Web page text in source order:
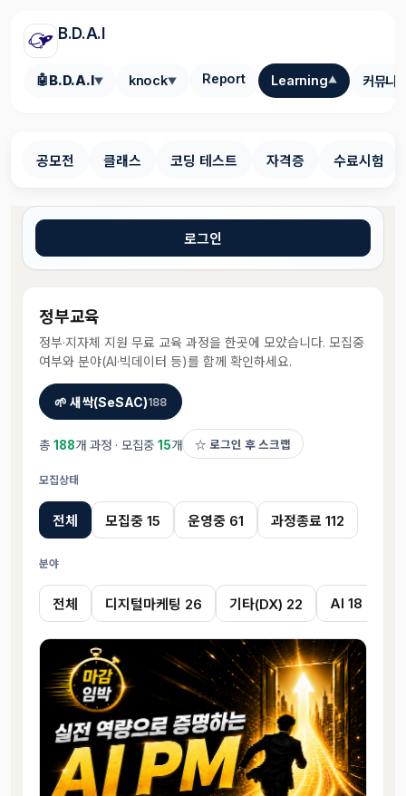
B.D.A.I
🤖B.D.A.I▼ knock▼ Report Learning▼ 커뮤니
공모전 클래스 코딩 테스트 자격증 수료시험
로그인
정부교육
정부·지자체 지원 무료 교육 과정을 한곳에 모았습니다. 모집중
여부와 분야(AI·빅데이터 등)를 함께 확인하세요.
🌱 새싹(SeSAC)188
총 188개 과정 · 모집중 15개 ☆ 로그인 후 스크랩
모집상태
전체 모집중 15 운영중 61 과정종료 112
분야
전체 디지털마케팅 26 기타(DX) 22 AI 18